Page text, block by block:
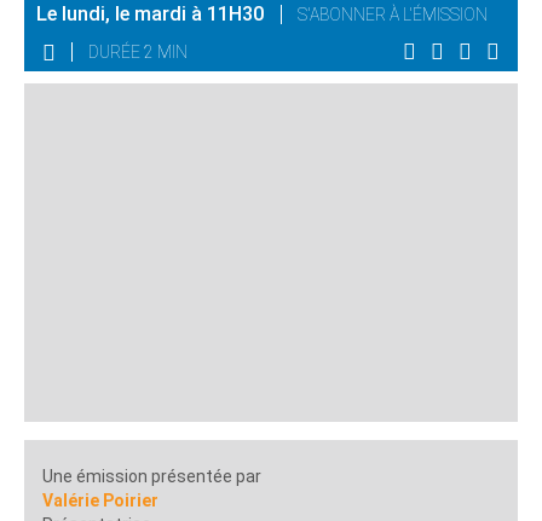
Le lundi, le mardi à 11H30
S'ABONNER À L'ÉMISSION
DURÉE 2 MIN
Une émission présentée par
Valérie Poirier